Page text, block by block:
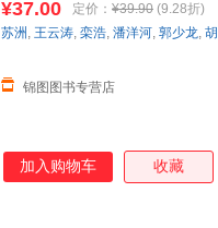
还可以作为各大院校无人系统
¥37.00 定价： ¥39.90 (9.28折)
锦图图书专营店
苏洲 , 王云涛, 栾浩, 潘洋河, 郭少龙,
加入购物车 收藏